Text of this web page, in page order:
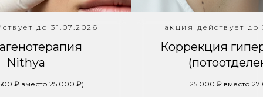
до 31.07.2026
Nithya
₽ вместо 25 000 ₽)
акция действует до
Коррекция
25 000 ₽ вместо